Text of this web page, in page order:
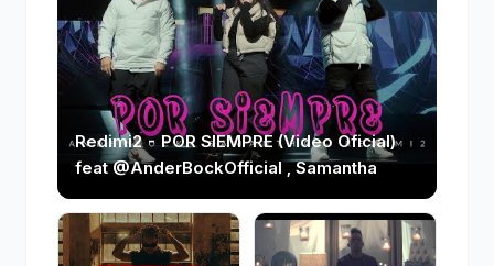
Redimi2 - POR SIEMPRE (Video Oficial)
feat @AnderBockOfficial , Samantha